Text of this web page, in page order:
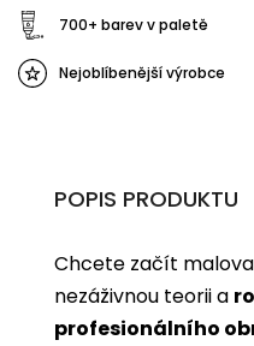
700+ barev v paletě
Nejoblíbenější výrobce
POPIS PRODUKTU
Chcete začít
nezáživnou teorii a
profesionálního